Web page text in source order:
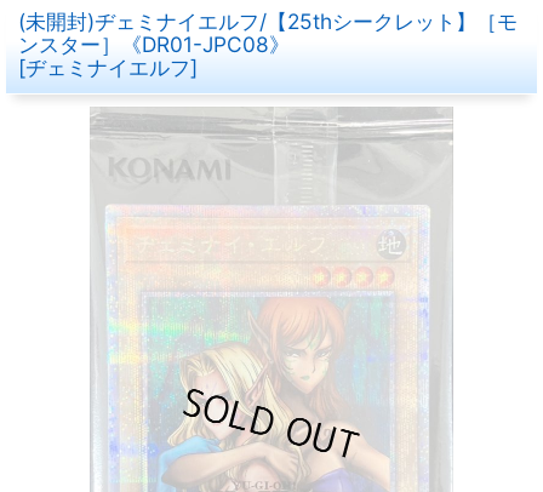
(未開封)ヂェミナイエルフ/【25thシークレット】［モ
ンスター］《DR01-JPC08》
[ヂェミナイエルフ]